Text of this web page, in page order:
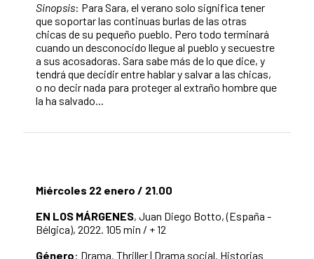
Sinopsis: Para Sara, el verano solo significa tener
que soportar las continuas burlas de las otras
chicas de su pequeño pueblo. Pero todo terminará
cuando un desconocido llegue al pueblo y secuestre
a sus acosadoras. Sara sabe más de lo que dice, y
tendrá que decidir entre hablar y salvar a las chicas,
o no decir nada para proteger al extraño hombre que
la ha salvado...
Miércoles 22 enero / 21.00
EN LOS MÁRGENES, Juan Diego Botto, (España -
Bélgica), 2022. 105 min / + 12
Género: Drama. Thriller | Drama social. Historias